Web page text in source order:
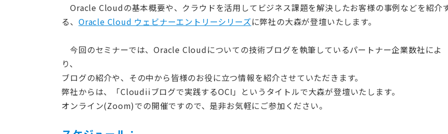
Oracle Cloudの基本概要や、クラウドを活用してビジネス課題を解決したお客様の事例などを紹介
る、 Oracle Cloud ウェビナーエントリーシリーズに弊社の大森が登壇いたします。
今回のセミナーでは、Oracle Cloudについての技術ブログを執筆しているパートナー企業数社によ
り、
ブログの紹介や、その中から皆様のお役に立つ情報を紹介させていただきます。
弊社からは、「Cloudiiブログで実践するOCI」というタイトルで大森が登壇いたします。
オンライン(Zoom)での開催ですので、是非お気軽にご参加ください。